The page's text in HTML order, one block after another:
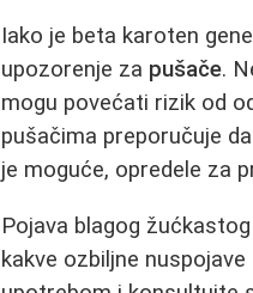
Iako je beta karoten
upozorenje za pušače.
mogu povećati rizik od
pušačima preporučuje
je moguće, opredele za
Pojava blagog
kakve ozbiljne